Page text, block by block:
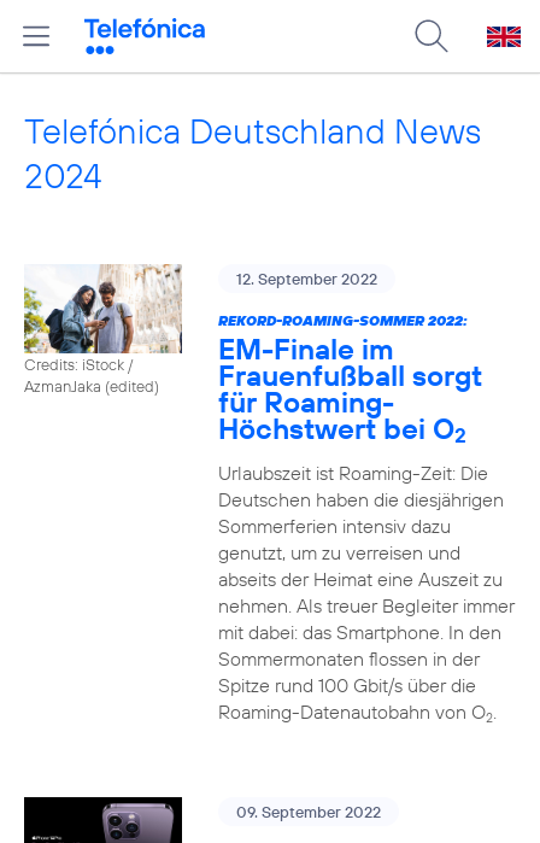
Telefónica Deutschland News
2024
Credits: iStock /
AzmanJaka (edited)
12. September 2022
REKORD-ROAMING-SOMMER 2022:
EM-Finale im
Frauenfußball sorgt
für Roaming-
Höchstwert bei O2
Urlaubszeit ist Roaming-Zeit: Die
Deutschen haben die diesjährigen
Sommerferien intensiv dazu
genutzt, um zu verreisen und
abseits der Heimat eine Auszeit zu
nehmen. Als treuer Begleiter immer
mit dabei: das Smartphone. In den
Sommermonaten flossen in der
Spitze rund 100 Gbit/s über die
Roaming-Datenautobahn von O2.
09. September 2022